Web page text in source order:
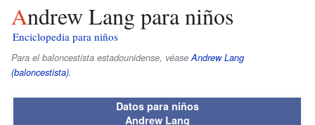
Andrew Lang para niños
Enciclopedia para niños
Para el baloncestista estadounidense, véaseAndrew Lang
(baloncestista).
Datos para niños
Andrew Lang